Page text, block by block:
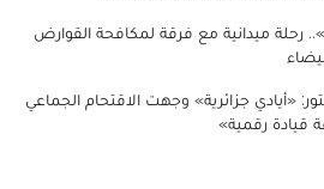
ميدانية مع فرقة لمكافحة القوارض
«أيادي جزائرية» وجهت الاقتحام الجماعي
قيادة رقمية»